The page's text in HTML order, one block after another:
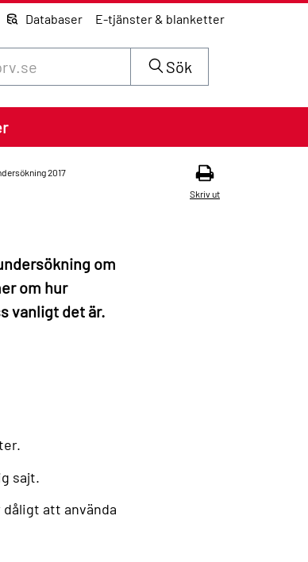
Databaser E-tjänster & blanketter
Sök
2017
Skriv ut
om
om hur
vanligt det är.
sajt.
att använda